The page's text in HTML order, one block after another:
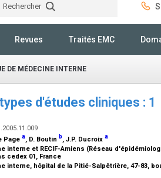
Rechercher
Revues Traités EMC
DE MÉDECINE INTERNE
d'études cliniques : 1
Page a, D. Boutin b, J.P. Ducroix a
interne et RECIF-Amiens (Réseau
cedex 01, France
interne, hôpital de la Pitié-Salpêtrière, 47-83,